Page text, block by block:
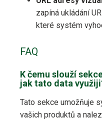
zapíná ukládání
které systém
FAQ
K čemu slouží
jak tato data
Tato sekce umožňuje
vašich produktů a